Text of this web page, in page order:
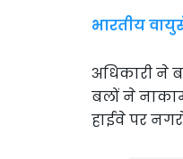
भारतीय
अधिकारी ने
बलों ने
हाईवे पर